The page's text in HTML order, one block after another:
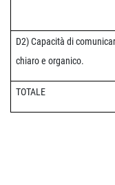
D2) Capacità di
chiaro e organico.
TOTALE